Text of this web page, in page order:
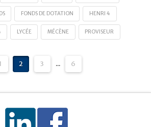
FONDS DE DOTATION HENRI 4
LYCÉE MÉCÈNE PROVISEUR
1 2 3 ... 6